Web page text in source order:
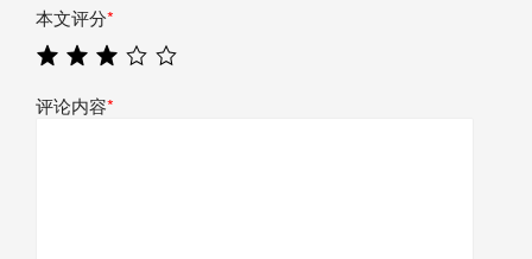
本文评分*
评论内容*